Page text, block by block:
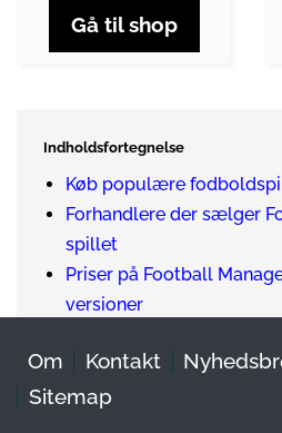
Gå til shop
Indholdsfortegnelse
Køb populære
Forhandlere der sælger
spillet
Priser på Football
versioner
Om Kontakt
Sitemap